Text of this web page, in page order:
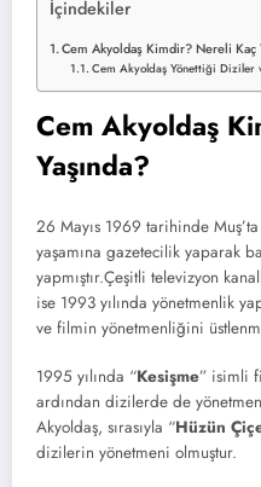
İçindekiler
Cem Akyoldaş Kimdir? Nereli Kaç
Cem Akyoldaş Yönettiği Diziler
Cem Akyoldaş
Yaşında?
26 Mayıs 1969 tarihinde
yaşamına gazetecilik yaparak
yapmıştır.Çeşitli televizyon
ise 1993 yılında yönetmenlik
ve filmin yönetmenliğini
1995 yılında “Kesişme” isimli
ardından dizilerde de
Akyoldaş, sırasıyla “Hüzün
dizilerin yönetmeni olmuştur.